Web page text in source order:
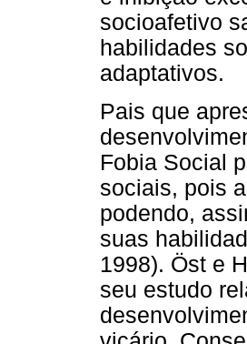
socioafetivo
habilidades
adaptativos.
Pais que
Fobia Social
sociais, pois
podendo,
suas
1998). Öst e
seu estudo